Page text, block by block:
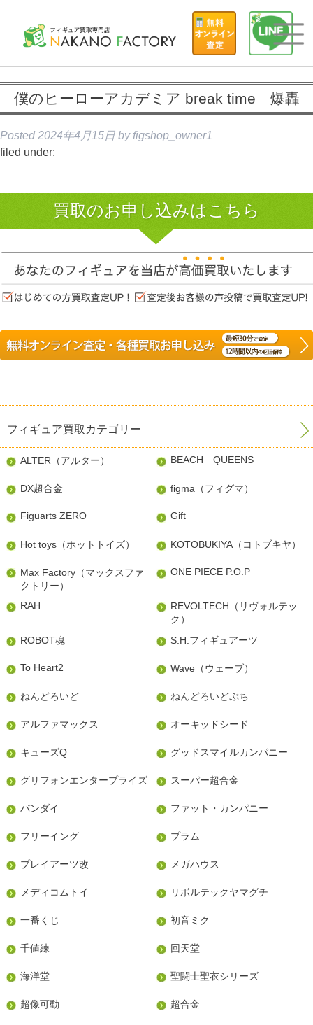
僕のヒーローアカデミア break time 爆轟
Posted 2024年4月15日 by figshop_owner1
filed under:
買取のお申し込みはこちら
フィギュア買取カテゴリー
ALTER（アルター） BEACH QUEENS
DX超合金 figma（フィグマ）
Figuarts ZERO Gift
Hot toys（ホットトイズ） KOTOBUKIYA（コトブキヤ）
Max Factory（マックスファ
クトリー）
ONE PIECE P.O.P
RAH
REVOLTECH（リヴォルテッ
ク）
ROBOT魂
S.H.フィギュアーツ
To Heart2 Wave（ウェーブ）
ねんどろいど ねんどろいどぷち
アルファマックス オーキッドシード
キューズQ グッドスマイルカンパニー
グリフォンエンタープライズ スーパー超合金
バンダイ ファット・カンパニー
フリーイング プラム
プレイアーツ改 メガハウス
メディコムトイ リボルテックヤマグチ
一番くじ 初音ミク
千値練 回天堂
海洋堂 聖闘士聖衣シリーズ
超像可動 超合金